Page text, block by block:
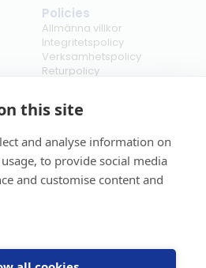
this site
and analyse information on
to provide social media
and customise content and
Policies
Allmänna villkor
Integritetspolicy
Verksamhetspolicy
Returpolicy
Cookies